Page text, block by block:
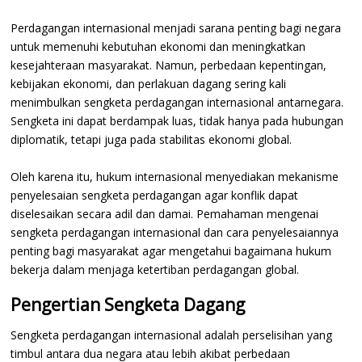
Perdagangan internasional menjadi sarana penting bagi negara
untuk memenuhi kebutuhan ekonomi dan meningkatkan
kesejahteraan masyarakat. Namun, perbedaan kepentingan,
kebijakan ekonomi, dan perlakuan dagang sering kali
menimbulkan sengketa perdagangan internasional antarnegara.
Sengketa ini dapat berdampak luas, tidak hanya pada hubungan
diplomatik, tetapi juga pada stabilitas ekonomi global.
Oleh karena itu, hukum internasional menyediakan mekanisme
penyelesaian sengketa perdagangan agar konflik dapat
diselesaikan secara adil dan damai. Pemahaman mengenai
sengketa perdagangan internasional dan cara penyelesaiannya
penting bagi masyarakat agar mengetahui bagaimana hukum
bekerja dalam menjaga ketertiban perdagangan global.
Pengertian Sengketa Dagang
Sengketa perdagangan internasional adalah perselisihan yang
timbul antara dua negara atau lebih akibat perbedaan